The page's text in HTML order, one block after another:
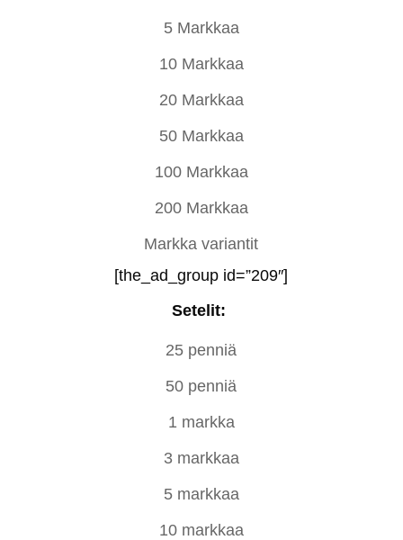
5 Markkaa
10 Markkaa
20 Markkaa
50 Markkaa
100 Markkaa
200 Markkaa
Markka variantit
[the_ad_group id=”209″]
Setelit:
25 penniä
50 penniä
1 markka
3 markkaa
5 markkaa
10 markkaa